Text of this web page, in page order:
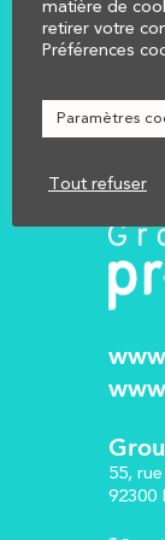
55,
92300
matière de
retirer votre
Préférences
Paramètres
Tout refuser